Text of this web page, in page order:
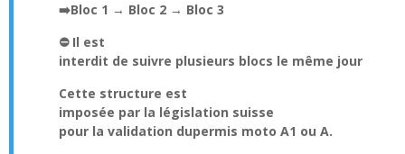
➡️Bloc 1 → Bloc 2 → Bloc 3
⛔ Il est
interdit de suivre plusieurs blocs le même jour
Cette structure est
imposée par la législation suisse
pour la validation dupermis moto A1 ou A.